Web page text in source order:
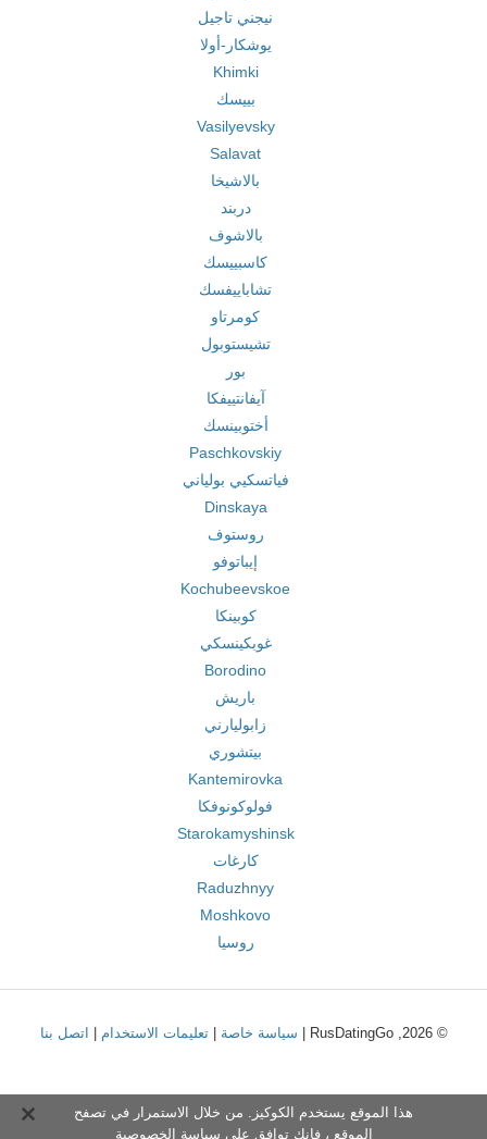
نيجني تاجيل
يوشكار-أولا
Khimki
بييسك
Vasilyevsky
Salavat
بالاشيخا
دربند
بالاشوف
كاسبييسك
تشاباييفسك
كومرتاو
تشيستوبول
بور
آيفانتييفكا
أختوبينسك
Paschkovskiy
فياتسكيي بولياني
Dinskaya
روستوف
إيباتوفو
Kochubeevskoe
كوبينكا
غوبكينسكي
Borodino
باريش
زابوليارني
بيتشوري
Kantemirovka
فولوكونوفكا
Starokamyshinsk
كارغات
Raduzhnyy
Moshkovo
روسيا
© 2026, RusDatingGo | سياسة خاصة |تعليمات الاستخدام اتصل بنا
هذا الموقع يستخدم الكوكيز. من خلال الاستمرار في تصفح
الموقع ، فإنك توافق على سياسة الخصوصية